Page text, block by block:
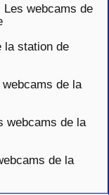
webcams de
la station de
de la
webcams de la
de la